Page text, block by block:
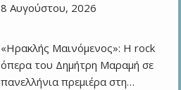
8 Αυγούστου, 2026
«Ηρακλής Μαινόμενος»: H rock
όπερα του Δημήτρη Μαραμή σε
πανελλήνια πρεμιέρα στη…